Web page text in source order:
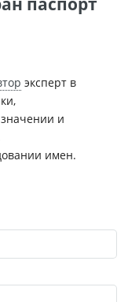
эксперт в
и
имен.